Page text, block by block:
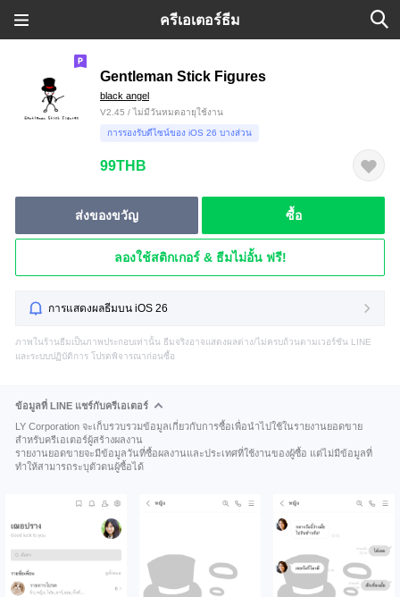
ครีเอเตอร์ธีม
Gentleman Stick Figures
black angel
V2.45 / ไม่มีวันหมดอายุใช้งาน
การรองรับดีไซน์ของ iOS 26 บางส่วน
99THB
ส่งของขวัญ ซื้อ
ลองใช้สติกเกอร์ & ธีมไม่อั้น ฟรี!
การแสดงผลธีมบน iOS 26
ภาพในร้านธีมเป็นภาพประกอบเท่านั้น ธีมจริงอาจแสดงผลต่าง/ไม่ครบถ้วนตามเวอร์ชัน LINE
และระบบปฏิบัติการ โปรดพิจารณาก่อนซื้อ
ข้อมูลที่ LINE แชร์กับครีเอเตอร์
LY Corporation จะเก็บรวบรวมข้อมูลเกี่ยวกับการซื้อเพื่อนำไปใช้ในรายงานยอดขาย
สำหรับครีเอเตอร์ผู้สร้างผลงาน
รายงานยอดขายจะมีข้อมูลวันที่ซื้อผลงานและประเทศที่ใช้งานของผู้ซื้อ แต่ไม่มีข้อมูลที่
ทำให้สามารถระบุตัวตนผู้ซื้อได้